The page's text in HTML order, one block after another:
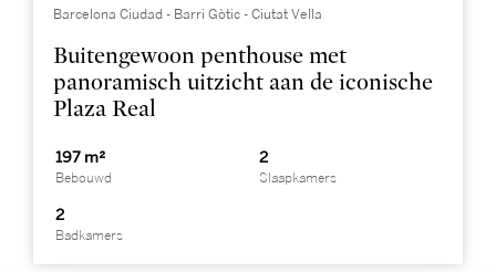
Barcelona Ciudad - Barri Gòtic - Ciutat Vella
Buitengewoon penthouse met
panoramisch uitzicht aan de iconische
Plaza Real
197 m²
Bebouwd
2
Slaapkamers
2
Badkamers